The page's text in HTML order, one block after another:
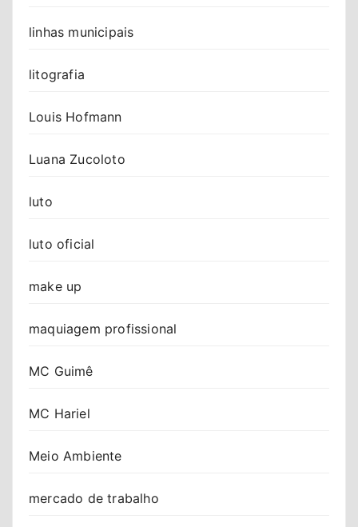
linhas municipais
litografia
Louis Hofmann
Luana Zucoloto
luto
luto oficial
make up
maquiagem profissional
MC Guimê
MC Hariel
Meio Ambiente
mercado de trabalho